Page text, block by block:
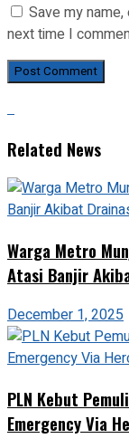
Save my
next time I
Related News
Warga Metro
Atasi Banjir
December 1, 2025
PLN Kebut
Emergency Via